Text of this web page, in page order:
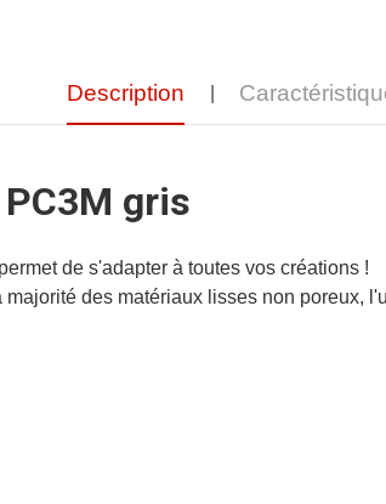
Description
gris
de s'adapter à toutes vos créations !
des matériaux lisses non poreux,